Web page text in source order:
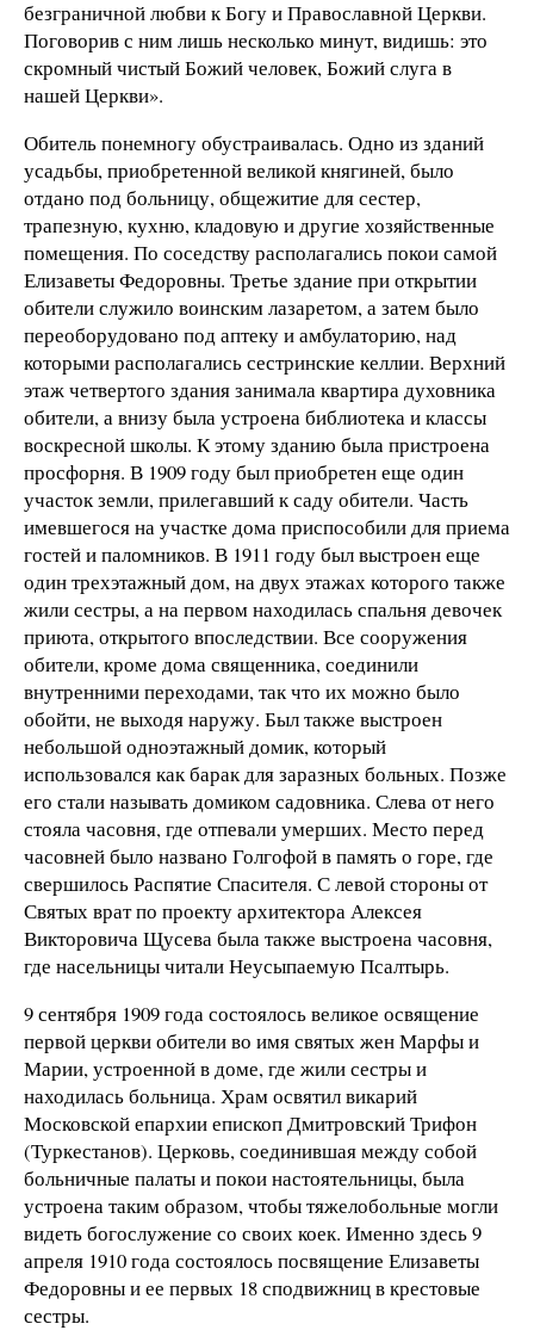
безграничной любви к Богу и Православной Церкви.
Поговорив с ним лишь несколько минут, видишь: это
скромный чистый Божий человек, Божий слуга в
нашей Церкви».
Обитель понемногу обустраивалась. Одно из зданий
усадьбы, приобретенной великой княгиней, было
отдано под больницу, общежитие для сестер,
трапезную, кухню, кладовую и другие хозяйственные
помещения. По соседству располагались покои самой
Елизаветы Федоровны. Третье здание при открытии
обители служило воинским лазаретом, а затем было
переоборудовано под аптеку и амбулаторию, над
которыми располагались сестринские келлии. Верхний
этаж четвертого здания занимала квартира духовника
обители, а внизу была устроена библиотека и классы
воскресной школы. К этому зданию была пристроена
просфорня. В 1909 году был приобретен еще один
участок земли, прилегавший к саду обители. Часть
имевшегося на участке дома приспособили для приема
гостей и паломников. В 1911 году был выстроен еще
один трехэтажный дом, на двух этажах которого также
жили сестры, а на первом находилась спальня девочек
приюта, открытого впоследствии. Все сооружения
обители, кроме дома священника, соединили
внутренними переходами, так что их можно было
обойти, не выходя наружу. Был также выстроен
небольшой одноэтажный домик, который
использовался как барак для заразных больных. Позже
его стали называть домиком садовника. Слева от него
стояла часовня, где отпевали умерших. Место перед
часовней было названо Голгофой в память о горе, где
свершилось Распятие Спасителя. С левой стороны от
Святых врат по проекту архитектора Алексея
Викторовича Щусева была также выстроена часовня,
где насельницы читали Неусыпаемую Псалтырь.
9 сентября 1909 года состоялось великое освящение
первой церкви обители во имя святых жен Марфы и
Марии, устроенной в доме, где жили сестры и
находилась больница. Храм освятил викарий
Московской епархии епископ Дмитровский Трифон
(Туркестанов). Церковь, соединившая между собой
больничные палаты и покои настоятельницы, была
устроена таким образом, чтобы тяжелобольные могли
видеть богослужение со своих коек. Именно здесь 9
апреля 1910 года состоялось посвящение Елизаветы
Федоровны и ее первых 18 сподвижниц в крестовые
сестры.